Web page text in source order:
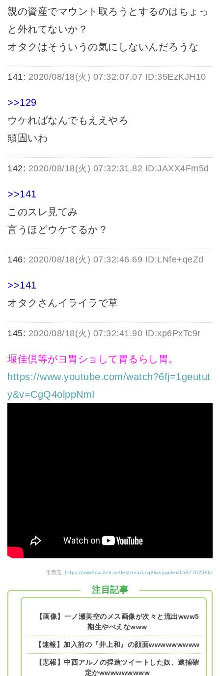
親の資産でマウント取ろうとするのはちょっ
と外れてないか？
オタクはそういうの気にしないんだろうな
141: 2020/08/18(火) 07:32:07.07 ID:35EzKJH10
>>129
ウケればなんでもええやろ
頭固いわ
142: 2020/08/18(火) 07:32:31.82 ID:JAXX4Fm5d
>>141
このスレ見てみ
言うほどウケてるか？
146: 2020/08/18(火) 07:32:46.69 ID:LNfe+qeZd
>>141
オタクさんイライラで草
145: 2020/08/18(火) 07:32:41.90 ID:xp6PxTc9r
堰佳倶等がヨ胃ショして胃るらし胃。
https://www.youtube.com/watch?6fj=1geutut
y&v=CgQ4olppNmI
引用元: https://swallow.2ch.sc/test/read.cgi/livejupiter/1597702596/
注目記事
【画像】一ノ瀬美空のメス画像が次々と流出www5
期生やべえなwww
【速報】加入前の『井上和』の顔面wwwwwwwww
【悲報】中西アルノの捏造ツイートした奴、逮捕確
定かwwwwwwwww